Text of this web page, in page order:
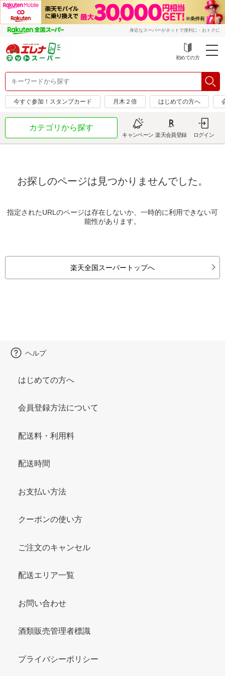
身近なスーパーがネットで便利に・おトクに
初めての方
今すぐ参加！スタンプカード 月木２倍 はじめての方へ
カテゴリから探す
キャンペーン 楽天会員登録 ログイン
お探しのページは見つかりませんでした。
指定されたURLのページは存在しないか、一時的に利用できない可
能性があります。
楽天全国スーパートップへ
ヘルプ
はじめての方へ
会員登録方法について
配送料・利用料
配送時間
お支払い方法
クーポンの使い方
ご注文のキャンセル
配送エリア一覧
お問い合わせ
酒類販売管理者標識
プライバシーポリシー